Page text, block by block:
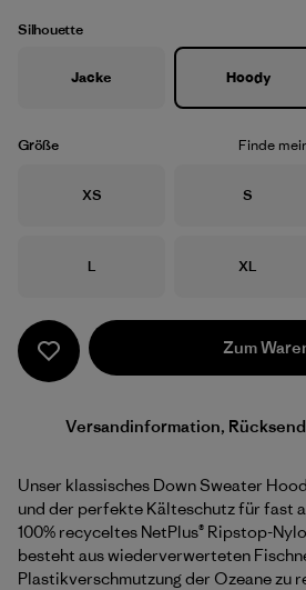
Silhouette
Jacke Hoody
Größe Finde
Größe
XS Größe
S
Größe
L Größe
XL
Zum
Versandinformation,
Unser klassisches Down Sweater
und der perfekte Kälteschutz für fast
100% recyceltes NetPlus® Ripstop-
besteht aus wiederverwerteten
Plastikverschmutzung der Ozeane zu